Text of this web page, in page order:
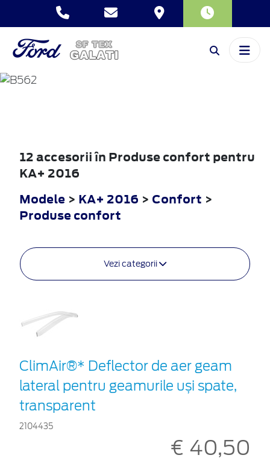
KA+
12 accesorii în Produse confort pentru
KA+ 2016
Modele > KA+ 2016 > Confort >
Produse confort
Vezi categorii
ClimAir®* Deflector de aer geam
lateral pentru geamurile uși spate,
transparent
2104435
€ 40,50